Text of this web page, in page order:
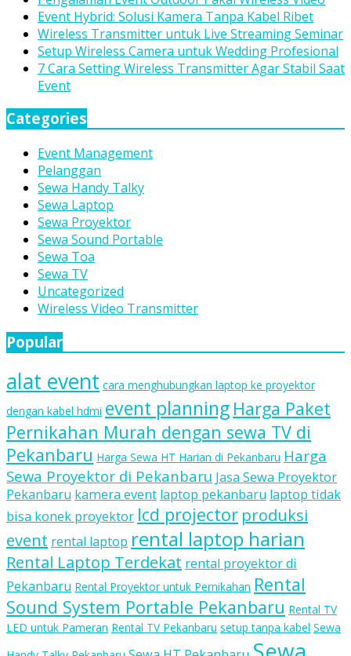
Event Hybrid: Solusi Kamera Tanpa Kabel Ribet
Wireless Transmitter untuk Live Streaming Seminar
Setup Wireless Camera untuk Wedding Profesional
7 Cara Setting Wireless Transmitter Agar Stabil Saat
Event
Categories
Event Management
Pelanggan
Sewa Handy Talky
Sewa Laptop
Sewa Proyektor
Sewa Sound Portable
Sewa Toa
Sewa TV
Uncategorized
Wireless Video Transmitter
Popular
alat event cara menghubungkan laptop ke proyektor
dengan kabel hdmi event planning Harga Paket
Pernikahan Murah dengan sewa TV di
Pekanbaru Harga Sewa HT Harian di Pekanbaru Harga
Sewa Proyektor di Pekanbaru Jasa Sewa Proyektor
Pekanbaru kamera event laptop pekanbaru laptop tidak
bisa konek proyektor lcd projector produksi
event rental laptop rental laptop harian
Rental Laptop Terdekat rental proyektor di
Pekanbaru Rental Proyektor untuk Pernikahan Rental
Sound System Portable Pekanbaru Rental TV
LED untuk Pameran Rental TV Pekanbaru setup tanpa kabel Sewa